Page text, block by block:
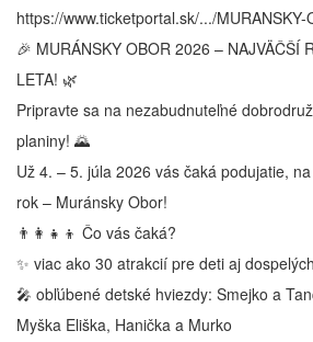
https://www.ticketportal.sk/.../MURANSKY-
🎉 MURÁNSKY OBOR 2026 – NAJVÄČŠÍ
LETA! 🌿
Pripravte sa na nezabudnuteľné
planiny! 🌄
Už 4. – 5. júla 2026 vás čaká podujatie,
rok – Muránsky Obor!
👨‍👩‍👧‍👦 Čo vás čaká?
✨ viac ako 30 atrakcií pre deti aj dospelých
🎤 obľúbené detské hviezdy: Smejko a
Myška Eliška, Hanička a Murko